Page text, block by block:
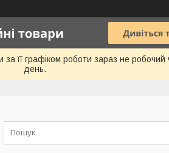
її графіком роботи зараз не
день.